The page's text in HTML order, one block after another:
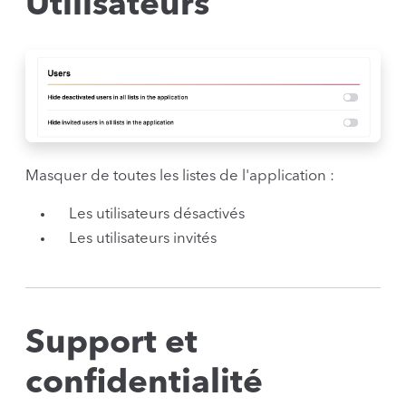
Masquer de toutes les listes de l'application :
Les utilisateurs désactivés
Les utilisateurs invités
Support et
confidentialité